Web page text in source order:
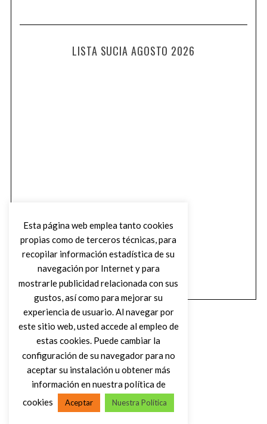
LISTA SUCIA AGOSTO 2026
VOLVER AL INICIO
Esta página web emplea tanto cookies
propias como de terceros técnicas, para
recopilar información estadística de su
navegación por Internet y para
mostrarle publicidad relacionada con sus
gustos, así como para mejorar su
experiencia de usuario. Al navegar por
este sitio web, usted accede al empleo de
estas cookies. Puede cambiar la
configuración de su navegador para no
aceptar su instalación u obtener más
información en nuestra política de
cookies
Aceptar Nuestra Política